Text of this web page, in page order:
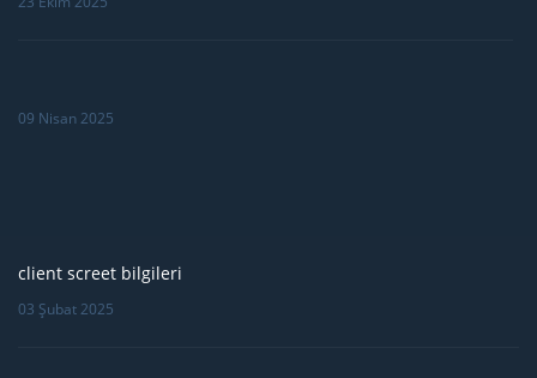
09 Nisan 2025
client screet bilgileri
03 Şubat 2025